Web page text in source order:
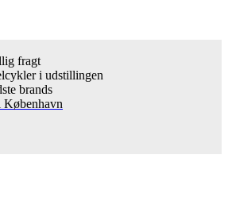
fragt
i udstillingen
brands
København